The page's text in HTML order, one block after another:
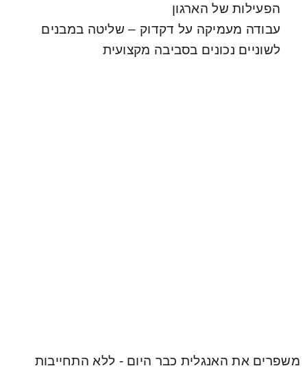
הפעילות של הארגון
עבודה מעמיקה על דקדוק – שליטה במבנים
לשוניים נכונים בסביבה מקצועית
משפרים את האנגלית כבר היום - ללא התחייבות